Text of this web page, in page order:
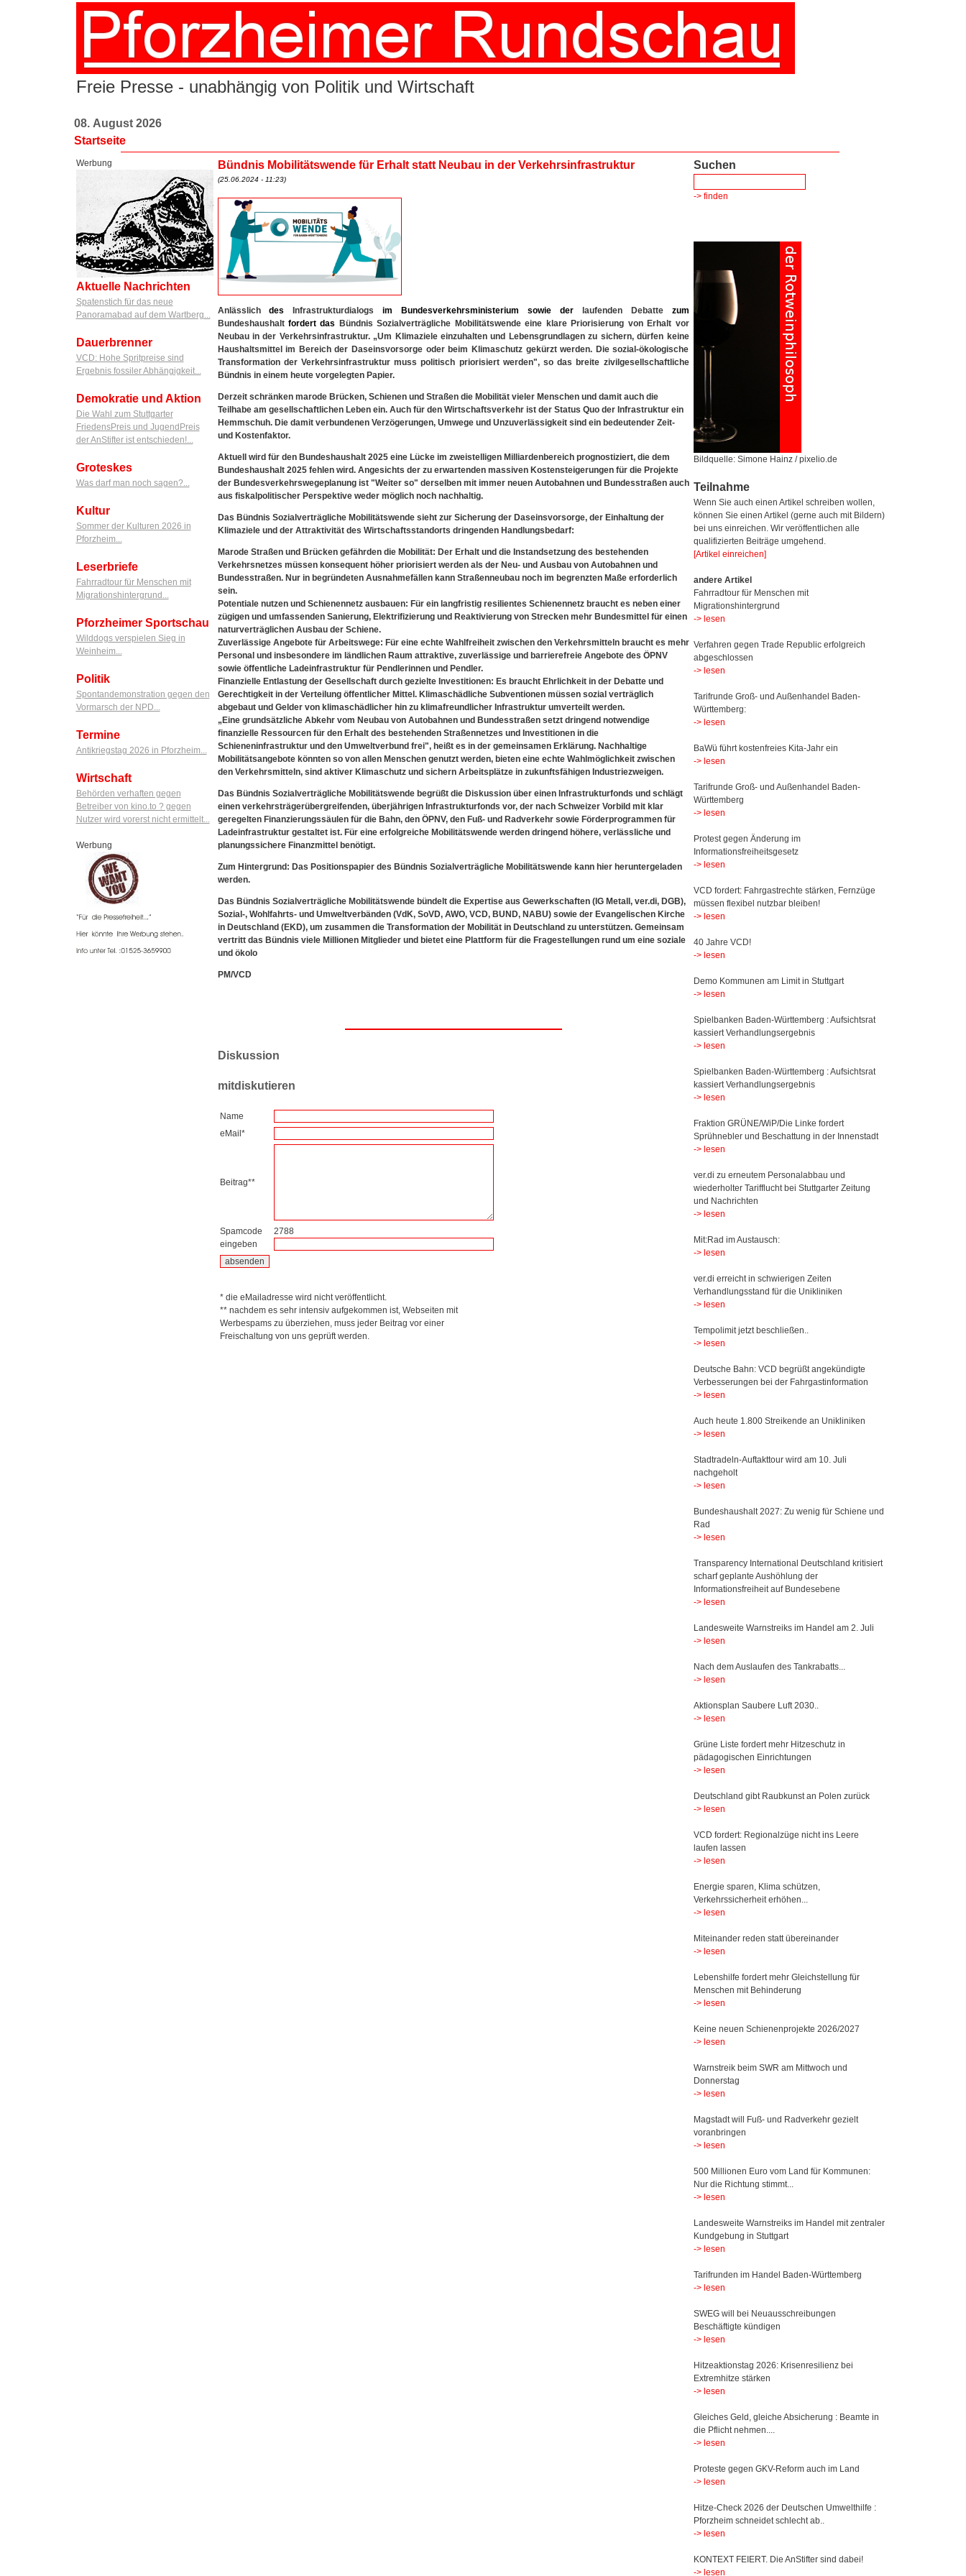
Freie Presse - unabhängig von Politik und Wirtschaft
08. August 2026
Startseite
Werbung
Aktuelle Nachrichten
Spatenstich für das neue
Panoramabad auf dem Wartberg...
Dauerbrenner
VCD: Hohe Spritpreise sind
Ergebnis fossiler Abhängigkeit...
Demokratie und Aktion
Die Wahl zum Stuttgarter
FriedensPreis und JugendPreis
der AnStifter ist entschieden!...
Groteskes
Was darf man noch sagen?...
Kultur
Sommer der Kulturen 2026 in
Pforzheim...
Leserbriefe
Fahrradtour für Menschen mit
Migrationshintergrund...
Pforzheimer Sportschau
Wilddogs verspielen Sieg in
Weinheim...
Politik
Spontandemonstration gegen den
Vormarsch der NPD...
Termine
Antikriegstag 2026 in Pforzheim...
Wirtschaft
Behörden verhaften gegen
Betreiber von kino.to ? gegen
Nutzer wird vorerst nicht ermittelt...
Werbung
Bündnis Mobilitätswende für Erhalt statt Neubau in der Verkehrsinfrastruktur
(25.06.2024 - 11:23)
Anlässlichdes Infrastrukturdialogsim Bundesverkehrsministerium sowie derlaufenden Debatte zum
Bundeshaushalt fordert das
Bündnis Sozialverträgliche Mobilitätswende eine klare Priorisierung von Erhalt vor
Neubau in der Verkehrsinfrastruktur. „Um Klimaziele einzuhalten und Lebensgrundlagen zu sichern, dürfen keine
Haushaltsmittel im Bereich der Daseinsvorsorge oder beim Klimaschutz gekürzt werden. Die sozial-ökologische
Transformation der Verkehrsinfrastruktur muss politisch priorisiert werden", so das breite zivilgesellschaftliche
Bündnis in einem heute vorgelegten Papier.
Derzeit schränken marode Brücken, Schienen und Straßen die Mobilität vieler Menschen und damit auch die
Teilhabe am gesellschaftlichen Leben ein. Auch für den Wirtschaftsverkehr ist der Status Quo der Infrastruktur ein
Hemmschuh. Die damit verbundenen Verzögerungen, Umwege und Unzuverlässigkeit sind ein bedeutender Zeit-
und Kostenfaktor.
Aktuell wird für den Bundeshaushalt 2025 eine Lücke im zweistelligen Milliardenbereich prognostiziert, die dem
Bundeshaushalt 2025 fehlen wird. Angesichts der zu erwartenden massiven Kostensteigerungen für die Projekte
der Bundesverkehrswegeplanung ist "Weiter so" derselben mit immer neuen Autobahnen und Bundesstraßen auch
aus fiskalpolitischer Perspektive weder möglich noch nachhaltig.
Das Bündnis Sozialverträgliche Mobilitätswende sieht zur Sicherung der Daseinsvorsorge, der Einhaltung der
Klimaziele und der Attraktivität des Wirtschaftsstandorts dringenden Handlungsbedarf:
Marode Straßen und Brücken gefährden die Mobilität: Der Erhalt und die Instandsetzung des bestehenden
Verkehrsnetzes müssen konsequent höher priorisiert werden als der Neu- und Ausbau von Autobahnen und
Bundesstraßen. Nur in begründeten Ausnahmefällen kann Straßenneubau noch im begrenzten Maße erforderlich
sein.
Potentiale nutzen und Schienennetz ausbauen: Für ein langfristig resilientes Schienennetz braucht es neben einer
zügigen und umfassenden Sanierung, Elektrifizierung und Reaktivierung von Strecken mehr Bundesmittel für einen
naturverträglichen Ausbau der Schiene.
Zuverlässige Angebote für Arbeitswege: Für eine echte Wahlfreiheit zwischen den Verkehrsmitteln braucht es mehr
Personal und insbesondere im ländlichen Raum attraktive, zuverlässige und barrierefreie Angebote des ÖPNV
sowie öffentliche Ladeinfrastruktur für Pendlerinnen und Pendler.
Finanzielle Entlastung der Gesellschaft durch gezielte Investitionen: Es braucht Ehrlichkeit in der Debatte und
Gerechtigkeit in der Verteilung öffentlicher Mittel. Klimaschädliche Subventionen müssen sozial verträglich
abgebaut und Gelder von klimaschädlicher hin zu klimafreundlicher Infrastruktur umverteilt werden.
„Eine grundsätzliche Abkehr vom Neubau von Autobahnen und Bundesstraßen setzt dringend notwendige
finanzielle Ressourcen für den Erhalt des bestehenden Straßennetzes und Investitionen in die
Schieneninfrastruktur und den Umweltverbund frei", heißt es in der gemeinsamen Erklärung. Nachhaltige
Mobilitätsangebote könnten so von allen Menschen genutzt werden, bieten eine echte Wahlmöglichkeit zwischen
den Verkehrsmitteln, sind aktiver Klimaschutz und sichern Arbeitsplätze in zukunftsfähigen Industriezweigen.
Das Bündnis Sozialverträgliche Mobilitätswende begrüßt die Diskussion über einen Infrastrukturfonds und schlägt
einen verkehrsträgerübergreifenden, überjährigen Infrastrukturfonds vor, der nach Schweizer Vorbild mit klar
geregelten Finanzierungssäulen für die Bahn, den ÖPNV, den Fuß- und Radverkehr sowie Förderprogrammen für
Ladeinfrastruktur gestaltet ist. Für eine erfolgreiche Mobilitätswende werden dringend höhere, verlässliche und
planungssichere Finanzmittel benötigt.
Zum Hintergrund: Das Positionspapier des Bündnis Sozialverträgliche Mobilitätswende kann hier heruntergeladen
werden.
Das Bündnis Sozialverträgliche Mobilitätswende bündelt die Expertise aus Gewerkschaften (IG Metall, ver.di, DGB),
Sozial-, Wohlfahrts- und Umweltverbänden (VdK, SoVD, AWO, VCD, BUND, NABU) sowie der Evangelischen Kirche
in Deutschland (EKD), um zusammen die Transformation der Mobilität in Deutschland zu unterstützen. Gemeinsam
vertritt das Bündnis viele Millionen Mitglieder und bietet eine Plattform für die Fragestellungen rund um eine soziale
und ökolo
PM/VCD
Diskussion
mitdiskutieren
Name
eMail*
Beitrag**
Spamcode
eingeben
2788
* die eMailadresse wird nicht veröffentlicht.
** nachdem es sehr intensiv aufgekommen ist, Webseiten mit
Werbespams zu überziehen, muss jeder Beitrag vor einer
Freischaltung von uns geprüft werden.
Suchen
-> finden
Bildquelle: Simone Hainz / pixelio.de
Teilnahme
Wenn Sie auch einen Artikel schreiben wollen,
können Sie einen Artikel (gerne auch mit Bildern)
bei uns einreichen. Wir veröffentlichen alle
qualifizierten Beiträge umgehend.
[Artikel einreichen]
andere Artikel
Fahrradtour für Menschen mit
Migrationshintergrund
-> lesen
Verfahren gegen Trade Republic erfolgreich
abgeschlossen
-> lesen
Tarifrunde Groß- und Außenhandel Baden-
Württemberg:
-> lesen
BaWü führt kostenfreies Kita-Jahr ein
-> lesen
Tarifrunde Groß- und Außenhandel Baden-
Württemberg
-> lesen
Protest gegen Änderung im
Informationsfreiheitsgesetz
-> lesen
VCD fordert: Fahrgastrechte stärken, Fernzüge
müssen flexibel nutzbar bleiben!
-> lesen
40 Jahre VCD!
-> lesen
Demo Kommunen am Limit in Stuttgart
-> lesen
Spielbanken Baden-Württemberg : Aufsichtsrat
kassiert Verhandlungsergebnis
-> lesen
Spielbanken Baden-Württemberg : Aufsichtsrat
kassiert Verhandlungsergebnis
-> lesen
Fraktion GRÜNE/WiP/Die Linke fordert
Sprühnebler und Beschattung in der Innenstadt
-> lesen
ver.di zu erneutem Personalabbau und
wiederholter Tarifflucht bei Stuttgarter Zeitung
und Nachrichten
-> lesen
Mit:Rad im Austausch:
-> lesen
ver.di erreicht in schwierigen Zeiten
Verhandlungsstand für die Unikliniken
-> lesen
Tempolimit jetzt beschließen..
-> lesen
Deutsche Bahn: VCD begrüßt angekündigte
Verbesserungen bei der Fahrgastinformation
-> lesen
Auch heute 1.800 Streikende an Unikliniken
-> lesen
Stadtradeln-Auftakttour wird am 10. Juli
nachgeholt
-> lesen
Bundeshaushalt 2027: Zu wenig für Schiene und
Rad
-> lesen
Transparency International Deutschland kritisiert
scharf geplante Aushöhlung der
Informationsfreiheit auf Bundesebene
-> lesen
Landesweite Warnstreiks im Handel am 2. Juli
-> lesen
Nach dem Auslaufen des Tankrabatts...
-> lesen
Aktionsplan Saubere Luft 2030..
-> lesen
Grüne Liste fordert mehr Hitzeschutz in
pädagogischen Einrichtungen
-> lesen
Deutschland gibt Raubkunst an Polen zurück
-> lesen
VCD fordert: Regionalzüge nicht ins Leere
laufen lassen
-> lesen
Energie sparen, Klima schützen,
Verkehrssicherheit erhöhen...
-> lesen
Miteinander reden statt übereinander
-> lesen
Lebenshilfe fordert mehr Gleichstellung für
Menschen mit Behinderung
-> lesen
Keine neuen Schienenprojekte 2026/2027
-> lesen
Warnstreik beim SWR am Mittwoch und
Donnerstag
-> lesen
Magstadt will Fuß- und Radverkehr gezielt
voranbringen
-> lesen
500 Millionen Euro vom Land für Kommunen:
Nur die Richtung stimmt...
-> lesen
Landesweite Warnstreiks im Handel mit zentraler
Kundgebung in Stuttgart
-> lesen
Tarifrunden im Handel Baden-Württemberg
-> lesen
SWEG will bei Neuausschreibungen
Beschäftigte kündigen
-> lesen
Hitzeaktionstag 2026: Krisenresilienz bei
Extremhitze stärken
-> lesen
Gleiches Geld, gleiche Absicherung : Beamte in
die Pflicht nehmen....
-> lesen
Proteste gegen GKV-Reform auch im Land
-> lesen
Hitze-Check 2026 der Deutschen Umwelthilfe :
Pforzheim schneidet schlecht ab..
-> lesen
KONTEXT FEIERT. Die AnStifter sind dabei!
-> lesen